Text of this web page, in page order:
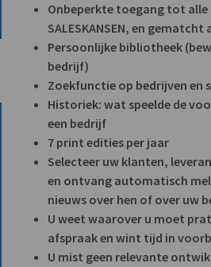
Onbeperkte toegang tot
SALESKANSEN, en
Persoonlijke bibliotheek
bedrijf)
Zoekfunctie op bedrijven en
Historiek: wat speelde de
een bedrijf
7 print edities per jaar
Selecteer uw klanten,
en ontvang automatisch
nieuws over hen of over uw
U weet waarover u moet
afspraak en wint tijd in
U mist geen relevante